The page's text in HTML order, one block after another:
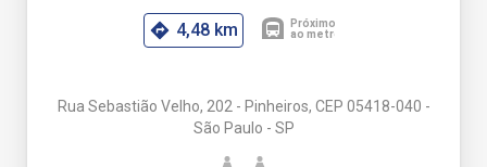
4,48 km
Rua Sebastião Velho, 202 - Pinheiros, CEP 05418-040 -
São Paulo - SP